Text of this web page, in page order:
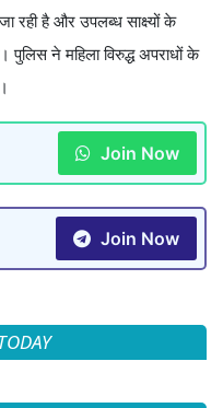
है और उपलब्ध साक्ष्यों के
पुलिस ने महिला विरुद्ध अपराधों के
Join Now
Join Now